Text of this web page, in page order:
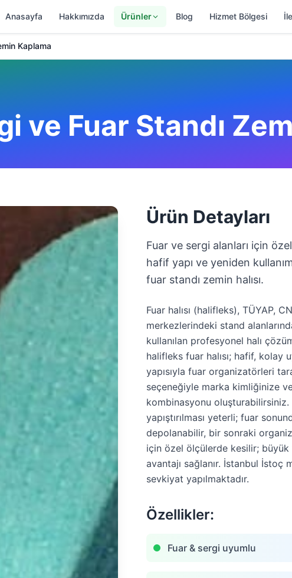
Anasayfa Hakkımızda Ürünler Blog Hizmet Bölgesi
Kaplama
ve Fuar Standı
Ürün Detayları
Fuar ve sergi alanları için
hafif yapı ve yeniden
fuar standı zemin halısı.
Fuar halısı (halifleks), TÜYAP,
merkezlerindeki stand
kullanılan profesyonel halı
halifleks fuar halısı; hafif, kolay
yapısıyla fuar organizatörleri
seçeneğiyle marka kimliğinize
kombinasyonu
yapıştırılması yeterli; fuar
depolanabilir, bir sonraki
için özel ölçülerde kesilir;
avantajı sağlanır. İstanbul İstoç
sevkiyat yapılmaktadır.
Özellikler:
Fuar & sergi uyumlu